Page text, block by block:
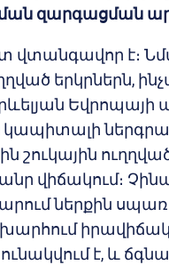
զարգացման
վտանգավոր է։
երկրներն,
Եվրոպայի
կապիտալի
շուկային ուղղված
վիճակում։
ներքին
է, և